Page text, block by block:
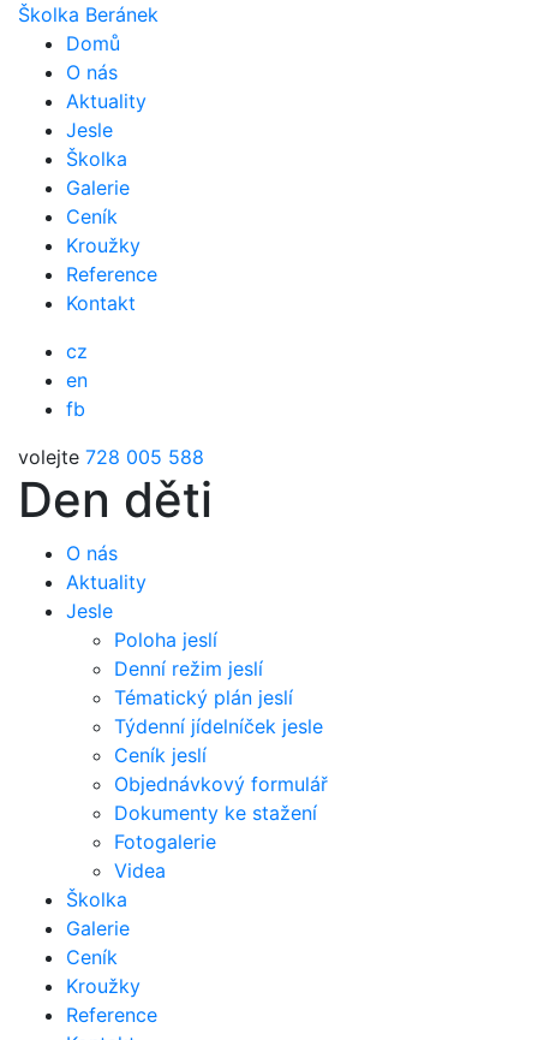
Školka Beránek
Domů
O nás
Aktuality
Jesle
Školka
Galerie
Ceník
Kroužky
Reference
Kontakt
cz
en
fb
volejte 728 005 588
Den děti
O nás
Aktuality
Jesle
Poloha jeslí
Denní režim jeslí
Tématický plán jeslí
Týdenní jídelníček jesle
Ceník jeslí
Objednávkový formulář
Dokumenty ke stažení
Fotogalerie
Videa
Školka
Galerie
Ceník
Kroužky
Reference